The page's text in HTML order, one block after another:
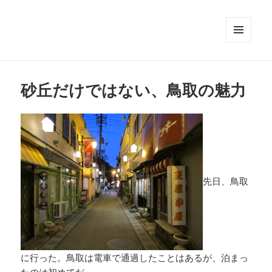
ット
砂丘だけではない、鳥取の魅力
先日、鳥取
に行った。鳥取は電車で通過したことはあるが、泊まっ